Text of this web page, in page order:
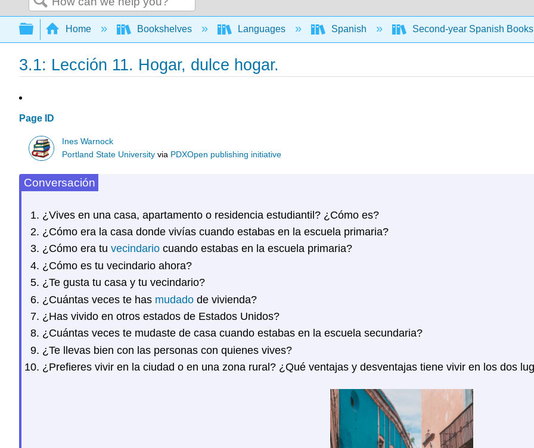
Search
Expand/collapse global hierarchy
Home Bookshelves Languages Spanish Second-year Spanish
3.1: Lección 11. Hogar, dulce hogar.
Page ID
Ines Warnock
Portland State University via PDXOpen publishing initiative
Conversación
¿Vives en una casa, apartamento o residencia estudiantil? ¿Cómo es?
¿Cómo era la casa donde vivías cuando estabas en la escuela primaria?
¿Cómo era tu vecindariocuando estabas en la escuela primaria?
¿Cómo es tu vecindario ahora?
¿Te gusta tu casa y tu vecindario?
¿Cuántas veces te has mudadode vivienda?
¿Has vivido en otros estados de Estados Unidos?
¿Cuántas veces te mudaste de casa cuando estabas en la escuela secundaria?
¿Te llevas bien con las personas con quienes vives?
¿Prefieres vivir en la ciudad o en una zona rural? ¿Qué ventajas y desventajas tiene vivir en los dos